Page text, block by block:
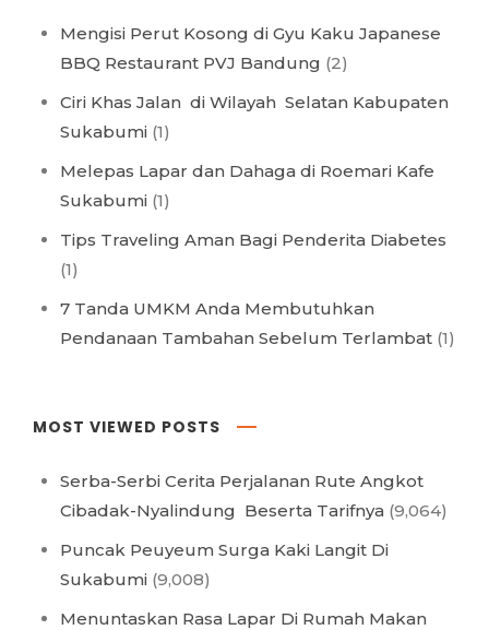
Mengisi Perut Kosong di Gyu Kaku Japanese
BBQ Restaurant PVJ Bandung (2)
Ciri Khas Jalan di Wilayah Selatan Kabupaten
Sukabumi (1)
Melepas Lapar dan Dahaga di Roemari Kafe
Sukabumi (1)
Tips Traveling Aman Bagi Penderita Diabetes
(1)
7 Tanda UMKM Anda Membutuhkan
Pendanaan Tambahan Sebelum Terlambat (1)
MOST VIEWED POSTS
Serba-Serbi Cerita Perjalanan Rute Angkot
Cibadak-Nyalindung Beserta Tarifnya (9,064)
Puncak Peuyeum Surga Kaki Langit Di
Sukabumi (9,008)
Menuntaskan Rasa Lapar Di Rumah Makan